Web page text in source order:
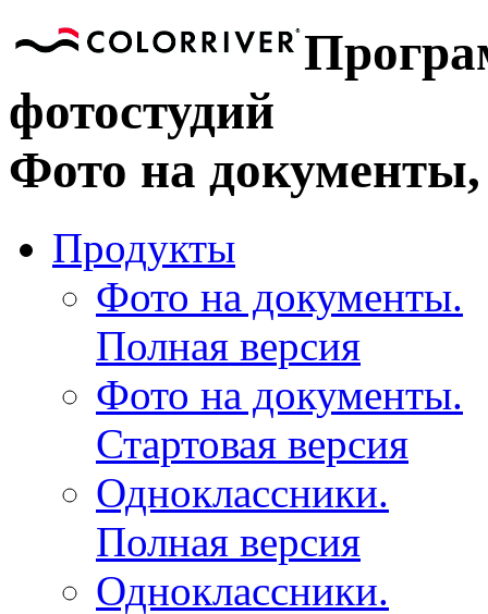
фотостудий
Фото на
Продукты
Фото на документы.
Полная версия
Фото на документы.
Стартовая версия
Одноклассники.
Полная версия
Одноклассники.